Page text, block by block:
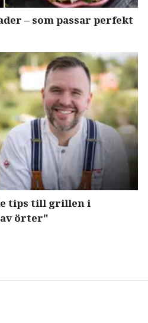
– som passar perfekt
tips till grillen i
av örter"